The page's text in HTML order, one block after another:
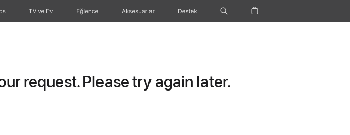
TV ve Ev Eğlence Aksesuarlar Destek
request. Please try again later.